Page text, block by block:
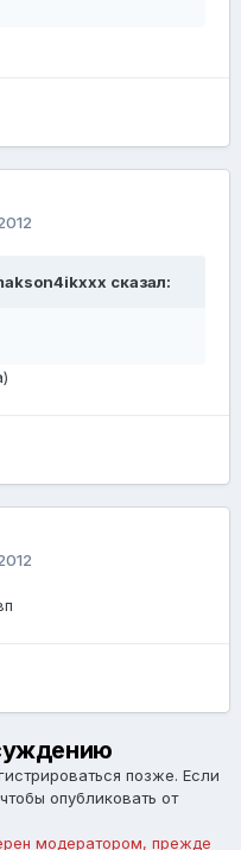
сказал:
позже. Если
опубликовать от
модератором, прежде